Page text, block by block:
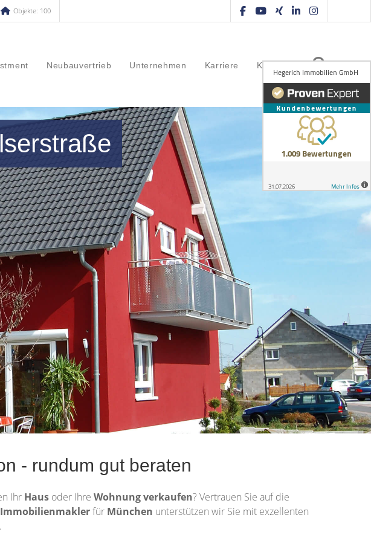
Objekte: 100
Neubauvertrieb Unternehmen Karriere Kontakt
- rundum gut beraten
Ihr Haus oder Ihre Wohnungverkaufen? Vertrauen Sie auf die
Immobilienmaklerfür München unterstützen wir Sie mit exzellenten